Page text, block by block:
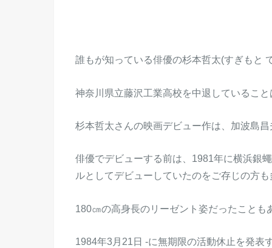
誰もが知っている俳優の杉本哲太(すぎもと
神奈川県立藤沢工業高校を中退しているこ
杉本哲太さんの映画デビュー作は、加波島
俳優でデビューする前は、1981年に横浜銀
ルとしてデビューしていたのをご存じの方
180㎝の高身長のリーゼント姿だったこと
1984年3月21日 -に無期限の活動休止を発表